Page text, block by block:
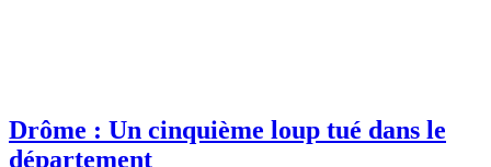
Drôme : Un cinquième loup tué dans le
département